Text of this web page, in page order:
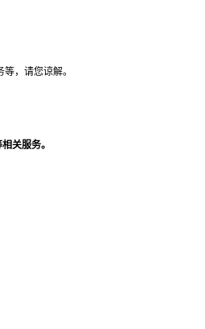
，请您谅解。
关服务。